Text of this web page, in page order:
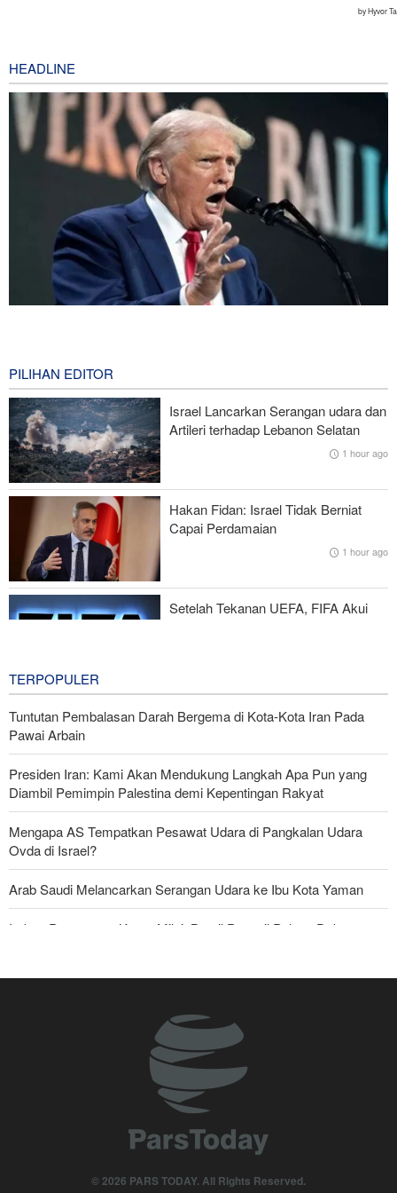
HEADLINE
Gharibabadi: Kesepahaman Iran–Oman Bukan Berarti
Pembukaan Penuh Selat Hormuz
Trump Ancam Wartawan AS yang Bocorkan Informasi dengan
Hukuman Penjara Panjang
Iran dan Irak Kembangan Kerja Sama Ilmiah, Penelitian, dan
Budaya
Yedioth Ahronoth: 170 Ribu Ajukan Terapi Jiwa, 66 Kasus Bunuh
Diri
PILIHAN EDITOR
Israel Lancarkan Serangan udara dan
Artileri terhadap Lebanon Selatan
1 hour ago
Hakan Fidan: Israel Tidak Berniat
Capai Perdamaian
1 hour ago
Setelah Tekanan UEFA, FIFA Akui
TERPOPULER
Tuntutan Pembalasan Darah Bergema di Kota-Kota Iran Pada
Pawai Arbain
Presiden Iran: Kami Akan Mendukung Langkah Apa Pun yang
Diambil Pemimpin Palestina demi Kepentingan Rakyat
Mengapa AS Tempatkan Pesawat Udara di Pangkalan Udara
Ovda di Israel?
Arab Saudi Melancarkan Serangan Udara ke Ibu Kota Yaman
Imbas Pernyataan Kasar Milei; Brasil Panggil Pulang Dubes
Militer Yaman Serang Kapal Tanker Minyak Saudi
Tiga Tujuan AS di Balik Eskalasi, dan Mengapa Iran Tetap
Legislator Iran: AS Akan Segera Diusir dari Kawasan dan Semua
© 2026 PARS TODAY. All Rights Reserved.